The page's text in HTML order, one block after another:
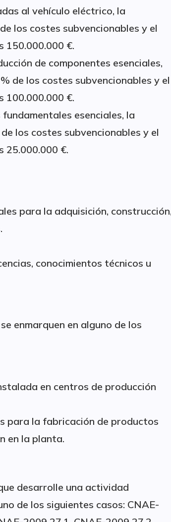
al vehículo eléctrico, la
los costes subvencionables y el
150.000.000 €.
de componentes esenciales,
de los costes subvencionables y el
100.000.000 €.
esenciales, la
los costes subvencionables y el
25.000.000 €.
para la adquisición,
conocimientos técnicos u
enmarquen en alguno de los
en centros de producción
para la fabricación de productos
en la planta.
desarrolle una actividad
de los siguientes casos: CNAE-